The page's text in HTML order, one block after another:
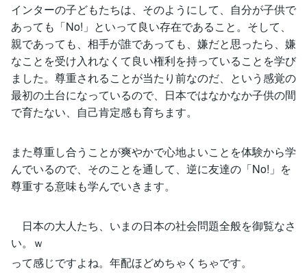
インターの子どもたちは、そのようにして、自分が子供で
あっても「No!」といって良い存在であること。そして、
親であっても、相手が誰であっても、嫌だと思ったら、嫌
なことを受け入れなくて良い権利を持っていることを学び
ました。尊重されることが当たり前なのだ、という感覚の
最初の土台になっているので、日本ではなかなか子供の間
で育たない、自己肯定感も育ちます。
また尊重し合うことが爽やかで心地よいことを体験から学
んでいるので、そのことを通して、逆に友達の「No!」を
尊重する意味も学んでいきます。
日本の大人たち、いまの日本の社会問題全般を御覧なさ
い。ｗ
って感じですよね。年配ほどめちゃくちゃです。